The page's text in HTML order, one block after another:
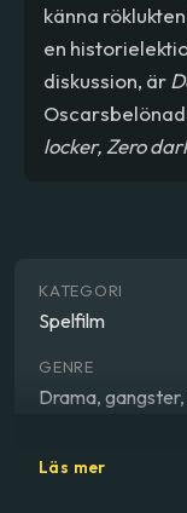
känna
en
diskussion, är
locker, Zero
KATEGORI
Spelfilm
GENRE
Drama,
Kathryn Bigelow
Läs mer